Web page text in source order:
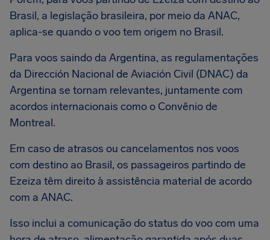
Brasil, a legislação brasileira, por meio da ANAC,
aplica-se quando o voo tem origem no Brasil.
Para voos saindo da Argentina, as regulamentações
da Dirección Nacional de Aviación Civil (DNAC) da
Argentina se tornam relevantes, juntamente com
acordos internacionais como o Convênio de
Montreal.
Em caso de atrasos ou cancelamentos nos voos
com destino ao Brasil, os passageiros partindo de
Ezeiza têm direito à assistência material de acordo
com a ANAC.
Isso inclui a comunicação do status do voo com uma